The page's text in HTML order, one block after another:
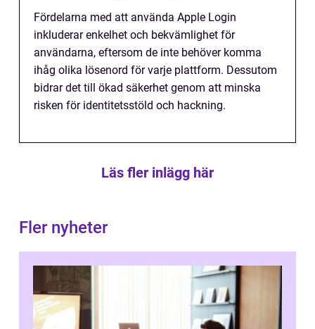
Fördelarna med att använda Apple Login
inkluderar enkelhet och bekvämlighet för
användarna, eftersom de inte behöver komma
ihåg olika lösenord för varje plattform. Dessutom
bidrar det till ökad säkerhet genom att minska
risken för identitetsstöld och hackning.
Läs fler inlägg här
Fler nyheter